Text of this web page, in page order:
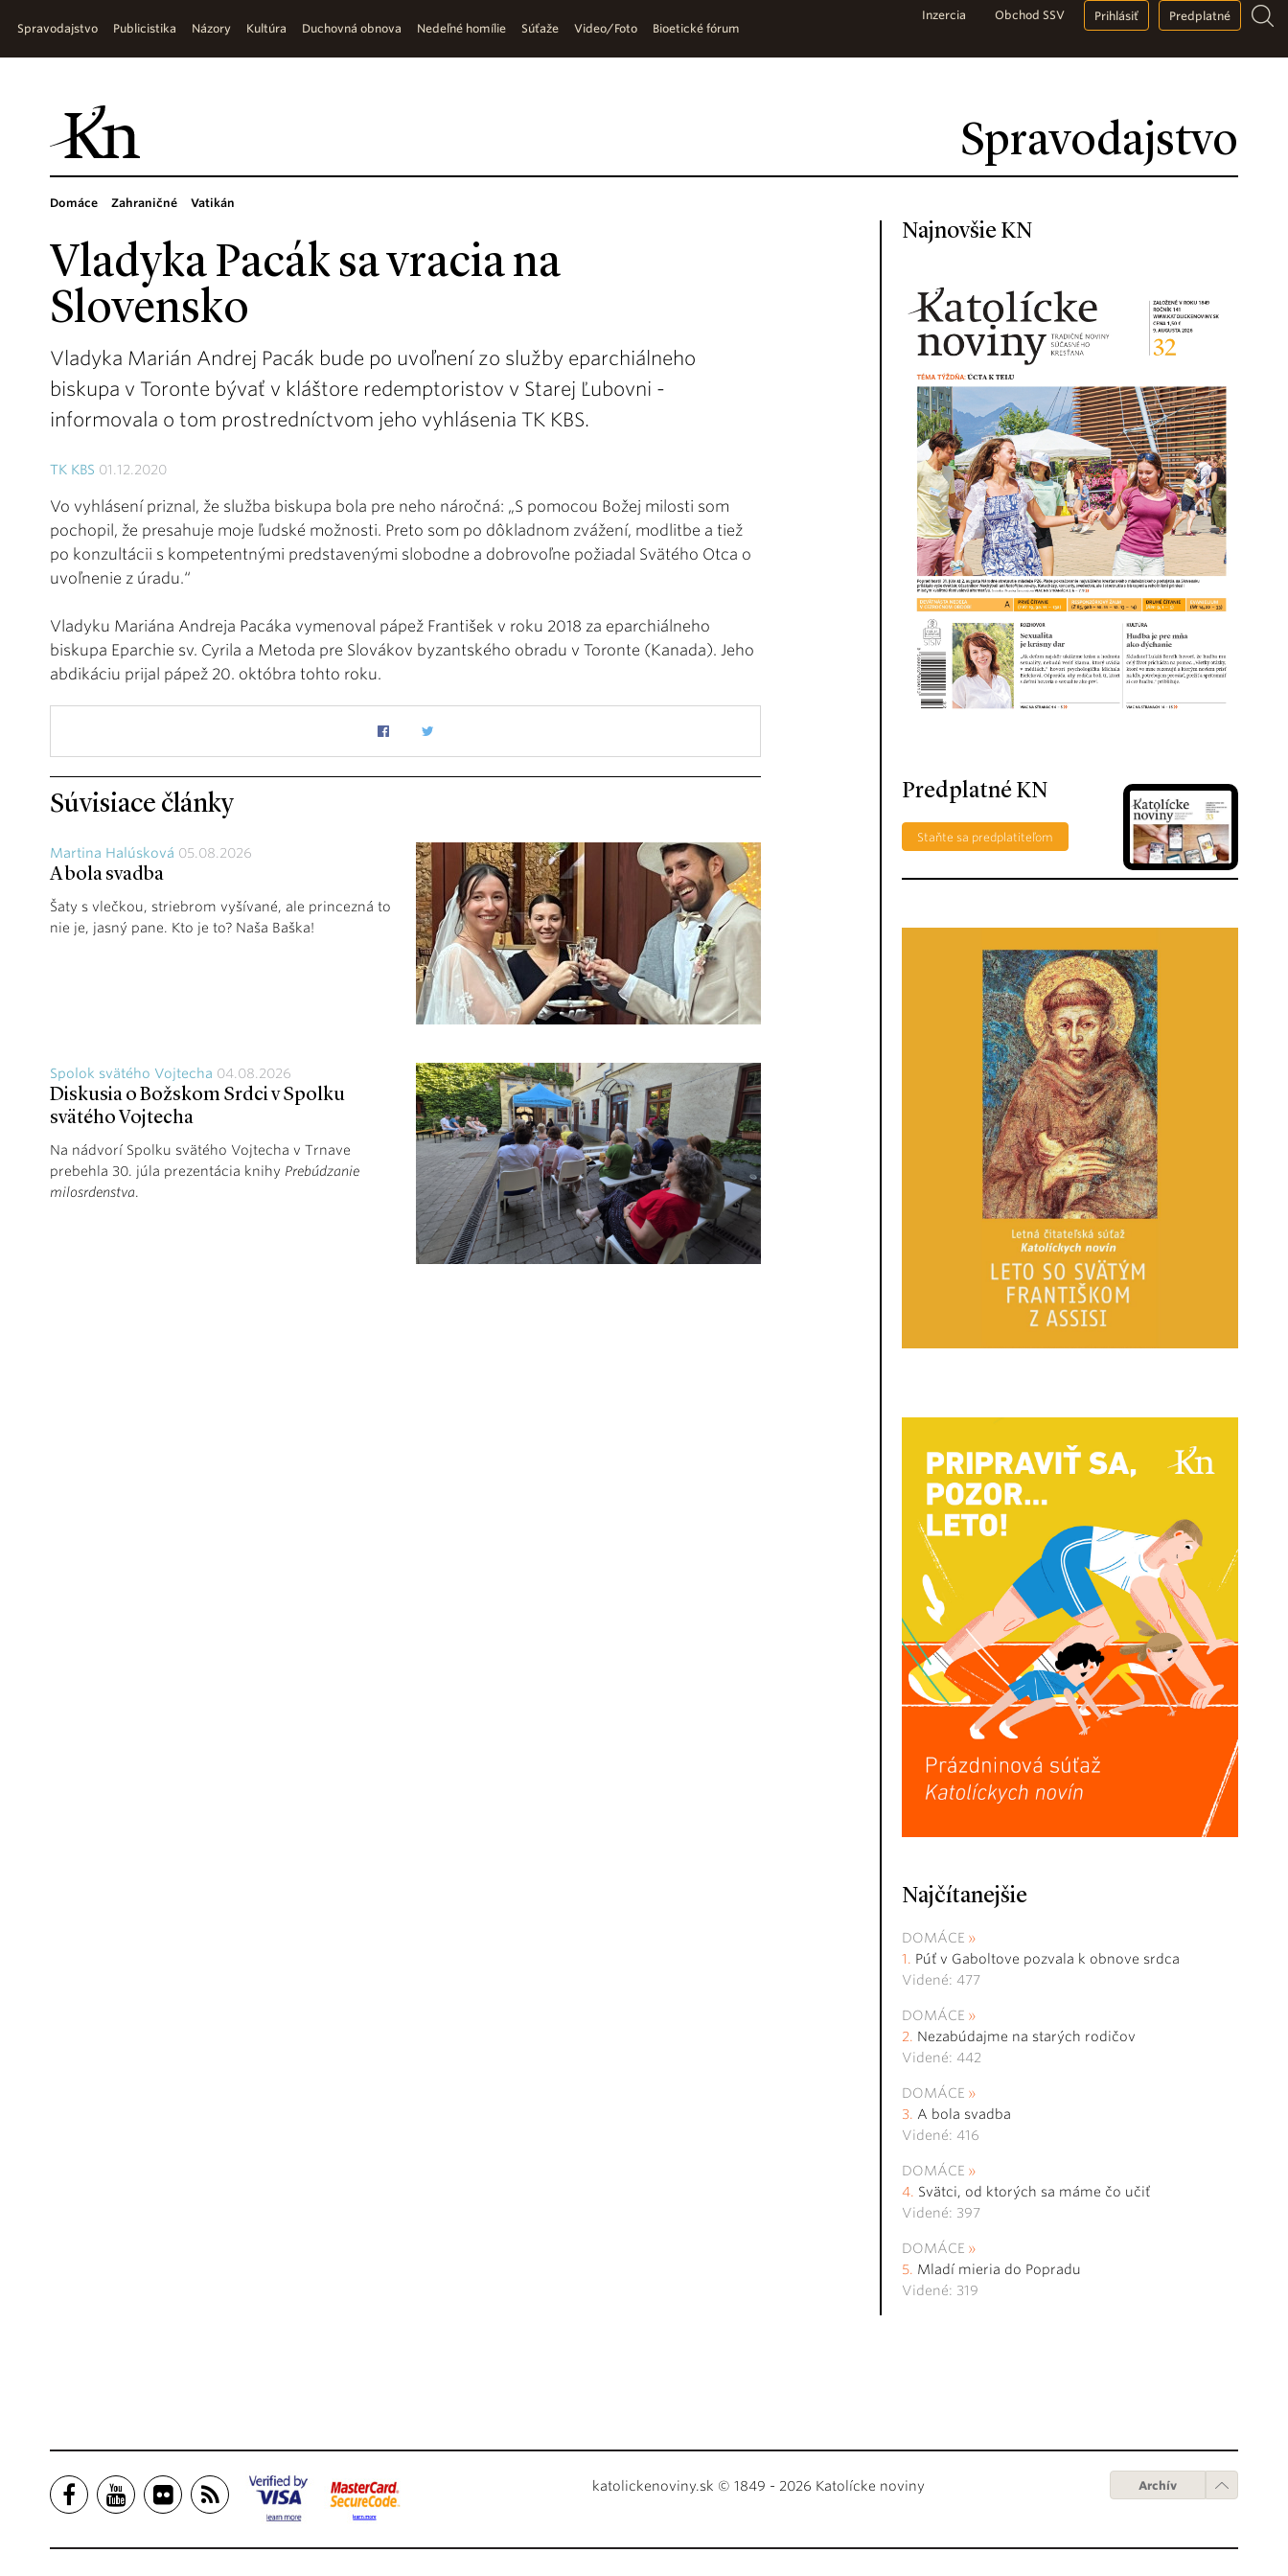
Spravodajstvo
Spravodajstvo Publicistika Názory Kultúra Duchovná obnova Nedeľné homílie Súťaže Video/Foto Bioetické fórum
Inzercia Obchod SSV Prihlásiť Predplatné
Domáce Zahraničné Vatikán
Vladyka Pacák sa vracia na
Slovensko
Vladyka Marián Andrej Pacák bude po uvoľnení zo služby eparchiálneho
biskupa v Toronte bývať v kláštore redemptoristov v Starej Ľubovni -
informovala o tom prostredníctvom jeho vyhlásenia TK KBS.
TK KBS 01.12.2020
Vo vyhlásení priznal, že služba biskupa bola pre neho náročná: „S pomocou Božej milosti som
pochopil, že presahuje moje ľudské možnosti. Preto som po dôkladnom zvážení, modlitbe a tiež
po konzultácii s kompetentnými predstavenými slobodne a dobrovoľne požiadal Svätého Otca o
uvoľnenie z úradu.“
Vladyku Mariána Andreja Pacáka vymenoval pápež František v roku 2018 za eparchiálneho
biskupa Eparchie sv. Cyrila a Metoda pre Slovákov byzantského obradu v Toronte (Kanada). Jeho
abdikáciu prijal pápež 20. októbra tohto roku.
Súvisiace články
Martina Halúsková 05.08.2026
A bola svadba
Šaty s vlečkou, striebrom vyšívané, ale princezná to
nie je, jasný pane. Kto je to? Naša Baška!
Spolok svätého Vojtecha 04.08.2026
Diskusia o Božskom Srdci v Spolku
svätého Vojtecha
Na nádvorí Spolku svätého Vojtecha v Trnave
prebehla 30. júla prezentácia knihy Prebúdzanie
milosrdenstva.
Najnovšie KN
Predplatné KN
Staňte sa predplatiteľom
Najčítanejšie
DOMÁCE
Púť v Gaboltove pozvala k obnove srdca
Videné: 477
DOMÁCE
Nezabúdajme na starých rodičov
Videné: 442
DOMÁCE
A bola svadba
Videné: 416
DOMÁCE
Svätci, od ktorých sa máme čo učiť
Videné: 397
DOMÁCE
Mladí mieria do Popradu
Videné: 319
katolickenoviny.sk © 1849 - 2026 Katolícke noviny Archív